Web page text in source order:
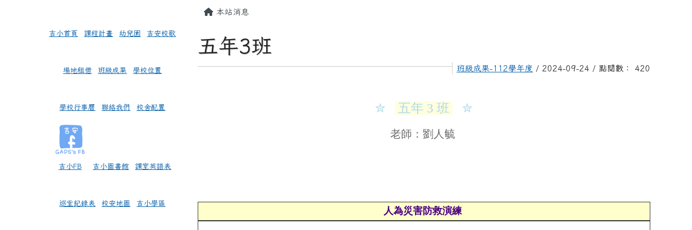
吉小首頁 課程計畫 幼兒園 吉安校歌
場地租借 班級成果 學校位置
學校行事曆 聯絡我們 校舍配置
吉小FB 吉小圖書館 課室英語表
巡堂紀錄表 校安地圖 吉小學區
主內容區域
本站消息
五年3班
班級成果-112學年度 / 2024-09-24 / 點閱數： 420
✮ 五年 3 班 ✮
老師：劉人毓
人為災害防救演練